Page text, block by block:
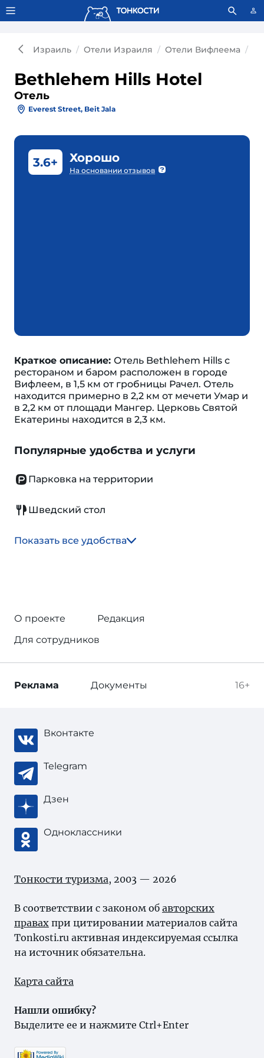
Тонкости используют сookie-файлы. Что это значит?
Израиль Отели Израиля Отели Вифлеема
Bethlehem Hills Hotel
Отель
Everest Street, Beit Jala
3.6+ Хорошо
На основании отзывов
Краткое описание: Отель Bethlehem Hills с
рестораном и баром расположен в городе
Вифлеем, в 1,5 км от гробницы Рачел. Отель
находится примерно в 2,2 км от мечети Умар и
в 2,2 км от площади Мангер. Церковь Святой
Екатерины находится в 2,3 км.
Популярные удобства и услуги
Парковка на территории
Шведский стол
Показать все удобства
О проекте
Редакция
Для сотрудников
16+
Реклама Документы
Вконтакте
Telegram
Дзен
Одноклассники
Тонкости туризма, 2003 — 2026
В соответствии с законом об авторских
правах при цитировании материалов сайта
Tonkosti.ru активная индексируемая ссылка
на источник обязательна.
Карта сайта
Нашли ошибку?
Выделите ее и нажмите Ctrl+Enter